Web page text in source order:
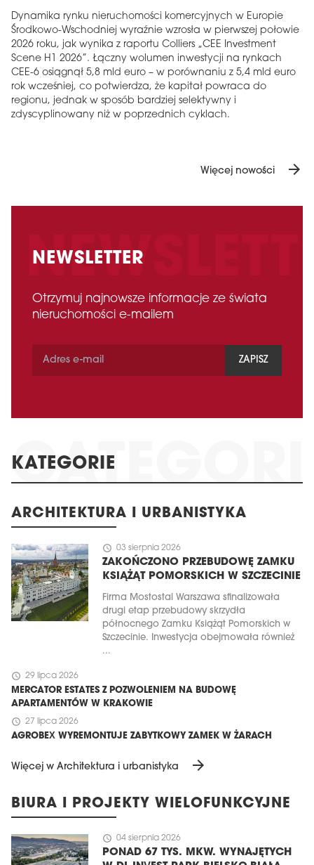
Dynamika rynku nieruchomości komercyjnych w Europie
Środkowo-Wschodniej wyraźnie wzrosła w pierwszej połowie
2026 roku, jak wynika z raportu Colliers „CEE Investment
Scene H1 2026”. Łączny wolumen inwestycji na rynkach
CEE-6 osiągnął 5,8 mld euro – w porównaniu z 5,4 mld euro
rok wcześniej, co potwierdza, że ​​kapitał powraca do
regionu, jednak w sposób bardziej selektywny i
zdyscyplinowany niż w poprzednich cyklach.
Więcej nowości arrow_forward
NEWSLETTER
Otrzymuj najnowsze informacje ze świata
nieruchomości e-mailem
ZAPISZ
KATEGORIE
ARCHITEKTURA I URBANISTYKA
schedule 03 sierpnia 2026
ZAKOŃCZONO PRZEBUDOWĘ ZAMKU
KSIĄŻĄT POMORSKICH W SZCZECINIE
Firma Mostostal Warszawa sfinalizowała
drugi etap przebudowy skrzydła
północnego Zamku Książąt Pomorskich w
Szczecinie. Inwestycja obejmowała również
...
schedule 29 lipca 2026
MERCATOR ESTATES Z POZWOLENIEM NA BUDOWĘ
APARTAMENTÓW W KRAKOWIE
schedule 27 lipca 2026
AGROBEX WYREMONTUJE ZABYTKOWY ZAMEK W ŻARACH
Więcej w Architektura i urbanistyka arrow_forward
BIURA I PROJEKTY WIELOFUNKCYJNE
schedule 04 sierpnia 2026
PONAD 67 TYS. MKW. WYNAJĘTYCH